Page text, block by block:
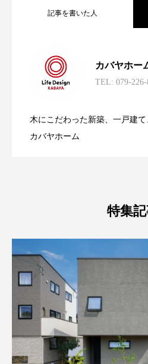
記事を書いた人
カバヤホー
TEL: 079-226-
木にこだわった新築、一戸建
カバヤホーム
特集